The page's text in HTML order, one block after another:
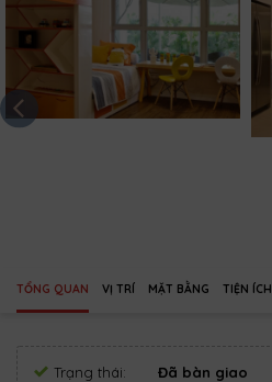
TỔNG QUAN VỊ TRÍ MẶT BẰNG TIỆN ÍCH
Trạng thái:
Đã bàn giao